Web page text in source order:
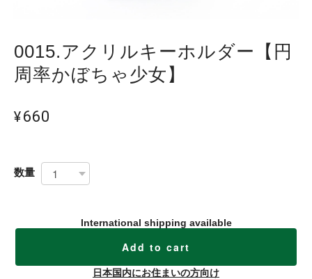
0015.アクリルキーホルダー【円
周率かぼちゃ少女】
¥660
数量
International shipping available
Add to cart
日本国内にお住まいの方向け